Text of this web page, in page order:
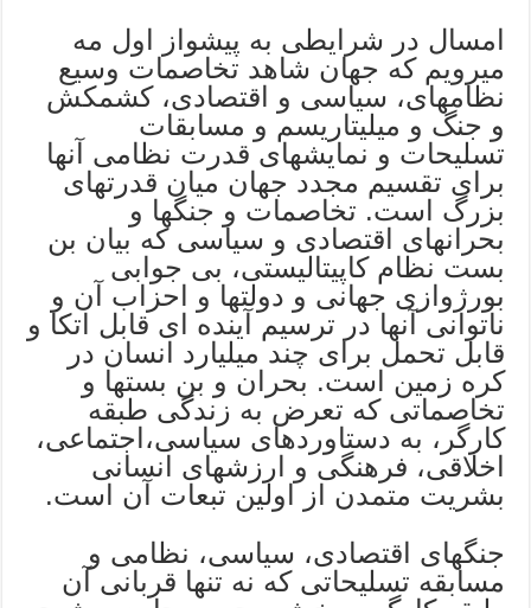
امسال در شرایطی به پیشواز اول مه
میرویم كه جهان شاهد تخاصمات وسیع
نظامهای، سیاسی و اقتصادی، كشمكش
و جنگ و میلیتاریسم و مسابقات
تسلیحات و نمایشهای قدرت نظامی آنها
برای تقسیم مجدد جهان میان قدرتهای
بزرگ است. تخاصمات و جنگها و
بحرانهای اقتصادی و سیاسی كه بیان بن
بست نظام كاپیتالیستی، بی جوابی
بورژوازی جهانی و دولتها و احزاب آن و
ناتوانی آنها در ترسیم آینده ای قابل اتكا و
قابل تحمل برای چند میلیارد انسان در
كره زمین است. بحران و بن بستها و
تخاصماتی كه تعرض به زندگی طبقه
کارگر، به دستاوردهای سیاسی،اجتماعی،
اخلاقی، فرهنگی و ارزشهای انسانی
بشریت متمدن از اولین تبعات آن است.
جنگهای اقتصادی، سیاسی، نظامی و
مسابقه تسلیحاتی كه نه تنها قربانی آن